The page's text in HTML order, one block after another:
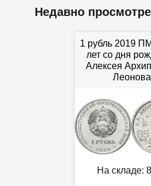
Недавно
1 рубль 2019
лет со дня
Алексея
Леонова
На складе: